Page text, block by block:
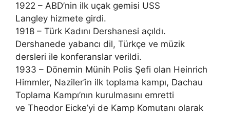
1922 – ABD’nin ilk uçak gemisi USS
Langley hizmete girdi.
1918 – Türk Kadını Dershanesi açıldı.
Dershanede yabancı dil, Türkçe ve müzik
dersleri ile konferanslar verildi.
1933 – Dönemin Münih Polis Şefi olan Heinrich
Himmler, Naziler’in ilk toplama kampı, Dachau
Toplama Kampı’nın kurulmasını emretti
ve Theodor Eicke’yi de Kamp Komutanı olarak